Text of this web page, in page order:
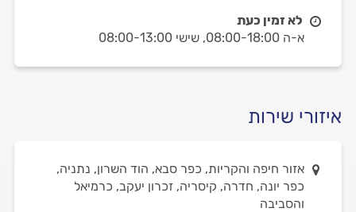
לא זמין כעת
א-ה 08:00-18:00,
שישי 08:00-13:00
איזורי שירות
אזור חיפה והקריות, כפר סבא, הוד השרון, נתניה,
כפר יונה, חדרה, קיסריה, זכרון יעקב, כרמיאל
והסביבה